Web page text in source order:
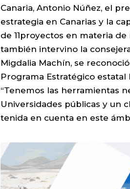
Canaria, Antonio Núñez, el
estrategia en Canarias y la
de 11proyectos en materia
también intervino la
Migdalia Machín, se
Programa Estratégico estatal
“Tenemos las herramientas
Universidades públicas y un
tenida en cuenta en este